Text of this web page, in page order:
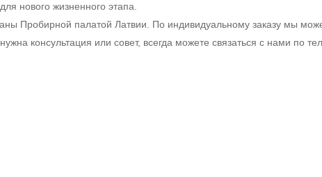
нового жизненного этапа.
Пробирной палатой Латвии. По индивидуальному заказу мы
консультация или совет, всегда можете связаться с нами по